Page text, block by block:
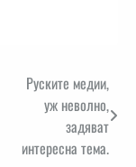
Руските медии,
уж неволно,
задяват
интересна тема.